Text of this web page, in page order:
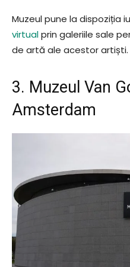
Muzeul pune la dispoziția
virtualprin galeriile sale
de artă ale acestor artiști.
3. Muzeul Van
Amsterdam